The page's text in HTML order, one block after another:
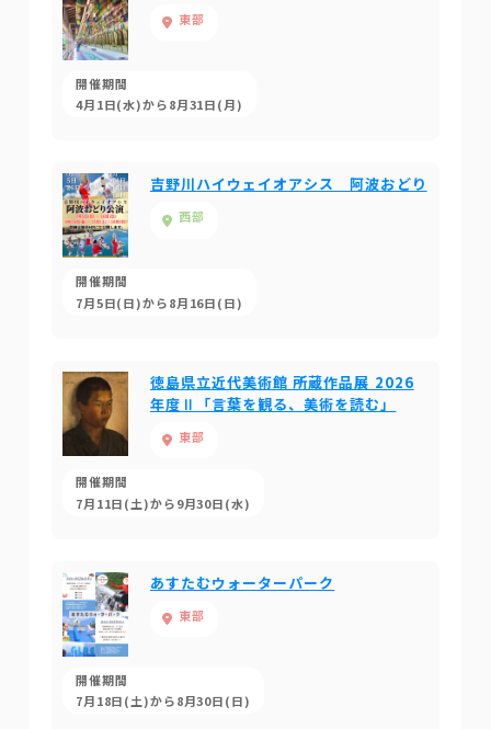
東部
開催期間
4月1日(水)から8月31日(月)
吉野川ハイウェイオアシス 阿波おどり
西部
開催期間
7月5日(日)から8月16日(日)
徳島県立近代美術館 所蔵作品展 2026
年度Ⅱ「言葉を観る、美術を読む」
東部
開催期間
7月11日(土)から9月30日(水)
あすたむウォーターパーク
東部
開催期間
7月18日(土)から8月30日(日)